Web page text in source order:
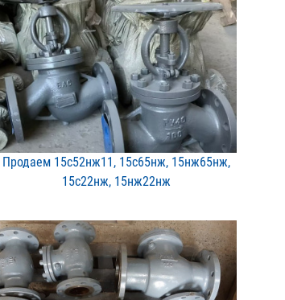
Продаем 15с52нж11, 15с65​нж, 15нж65нж,
15с22нж, 1​5нж22нж